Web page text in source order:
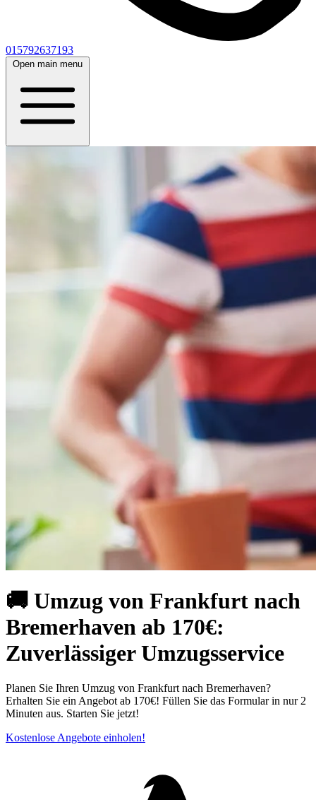
015792637193
Open main menu
🚚 Umzug von Frankfurt nach
Bremerhaven ab 170€:
Zuverlässiger Umzugsservice
Planen Sie Ihren Umzug von Frankfurt nach Bremerhaven?
Erhalten Sie ein Angebot ab 170€! Füllen Sie das Formular in nur 2
Minuten aus. Starten Sie jetzt!
Kostenlose Angebote einholen!